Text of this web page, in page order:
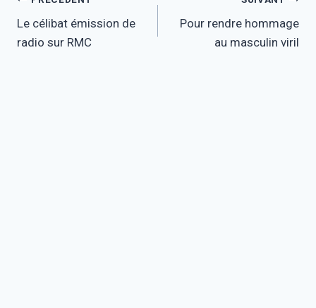
de
Le célibat émission de
radio sur RMC
Pour rendre hommage
au masculin viril